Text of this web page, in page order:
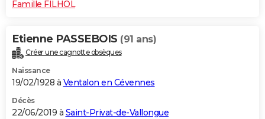
Famille FILHOL
Etienne PASSEBOIS (91 ans)
Créer une cagnotte obsèques
Naissance
19/02/1928 à Ventalon en Cévennes
Décès
22/06/2019 à Saint-Privat-de-Vallongue